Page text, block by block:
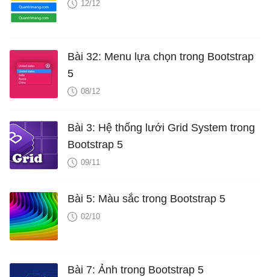
12/12
Bài 32: Menu lựa chọn trong Bootstrap
5
08/12
Bài 3: Hệ thống lưới Grid System trong
Bootstrap 5
09/11
Bài 5: Màu sắc trong Bootstrap 5
02/10
Bài 7: Ảnh trong Bootstrap 5